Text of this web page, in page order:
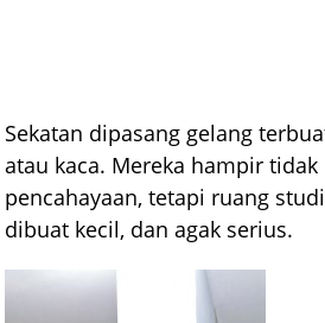
Sekatan dipasang gelang
atau kaca. Mereka hampir
pencahayaan, tetapi ruang
dibuat kecil, dan agak serius.